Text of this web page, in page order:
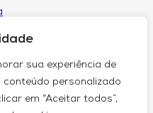
sua experiência de
conteúdo personalizado
em “Aceitar todos”,
Aproveitamento
de Avaliação